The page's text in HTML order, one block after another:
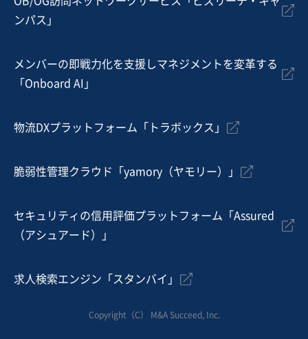
ンパス」
メンバーの即戦力化を支援しマネジメントを変革する
「Onboard AI」
物流DXプラットフォーム「トラボックス」
脆弱性管理クラウド「yamory（ヤモリー）」
セキュリティの信用評価プラットフォーム「Assured
（アシュアード）」
求人検索エンジン「スタンバイ」
Copyright（C） M&A Succeed, Inc.